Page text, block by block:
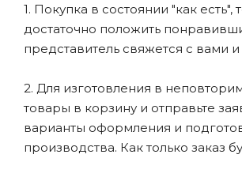
1. Покупка в состоянии "как
достаточно положить
представитель свяжется с вами
2. Для изготовления в
товары в корзину и отправьте
варианты оформления и
производства. Как только заказ